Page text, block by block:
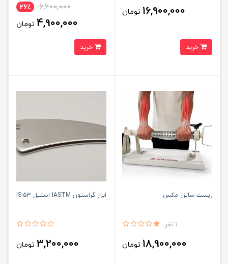
16,900,000 تومان 6,600,000 26٪
4,900,000 تومان
ریست سایزر مکس
1 نفر
18,900,000 تومان
ابزار گراستون IASTM استیل IS-53
3,200,000 تومان